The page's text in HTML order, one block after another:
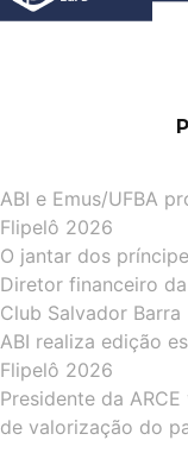
ABI e Emus/UFBA
Flipelô 2026
O jantar dos
Diretor financeiro
Club Salvador Barra
ABI realiza edição
Flipelô 2026
Presidente da
de valorização do